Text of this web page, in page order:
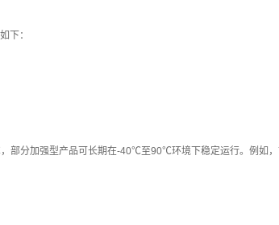
下：
部分加强型产品可长期在-40℃至90℃环境下稳定运行。例如